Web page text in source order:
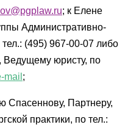
; к Елене
Административно-
(495) 967-00-07 либо
Ведущему юристу, по
mail ;
Спасеннову, Партнеру,
практики, по тел.: